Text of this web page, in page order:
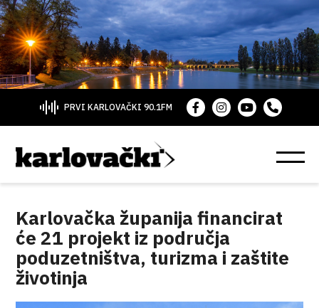
PRVI KARLOVAČKI 90.1FM
Karlovačka županija financirat
će 21 projekt iz područja
poduzetništva, turizma i zaštite
životinja